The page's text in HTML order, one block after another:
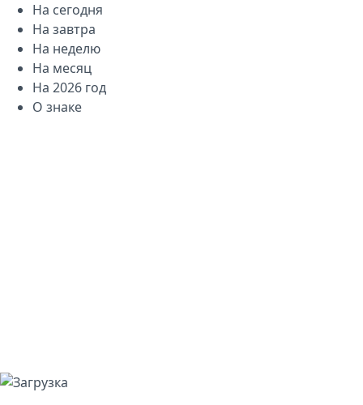
На сегодня
На завтра
На неделю
На месяц
На 2026 год
О знаке